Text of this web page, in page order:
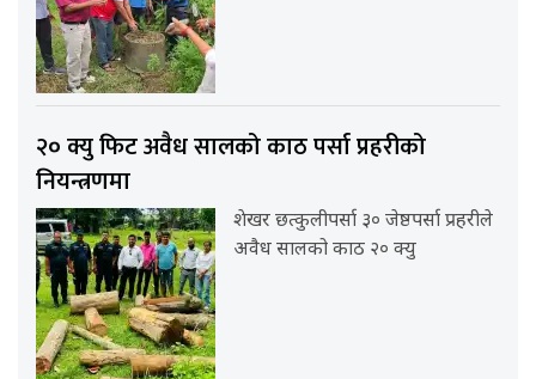
२० क्यु फिट अवैध सालको काठ पर्सा प्रहरीको
नियन्त्रणमा
शेखर छत्कुलीपर्सा ३० जेष्ठपर्सा प्रहरीले
अवैध सालको काठ २० क्यु